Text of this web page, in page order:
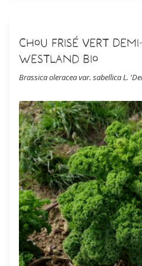
Chou Frisé Vert
Westland Bio
Brassica oleracea var. sabellica L.